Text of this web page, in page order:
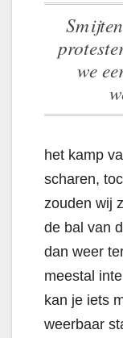
Smijten we onszelf,
we
het kamp
scharen,
zouden wij
de bal van
dan weer
meestal
kan je iets
weerbaar